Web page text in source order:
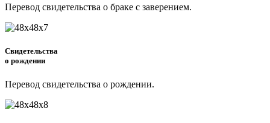
Перевод свидетельства о браке с заверением.
Свидетельства
о рождении
Перевод свидетельства о рождении.